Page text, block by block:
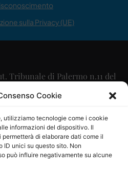
Cookie
utilizziamo tecnologie come i cookie
informazioni del dispositivo. Il
di elaborare dati come il
ID unici su questo sito. Non
può influire negativamente su alcune
sulla Privacy (UE)
Tribunale di Palermo n.11 del
09/2015
Maurizio Scaglione
Maria Calabrese